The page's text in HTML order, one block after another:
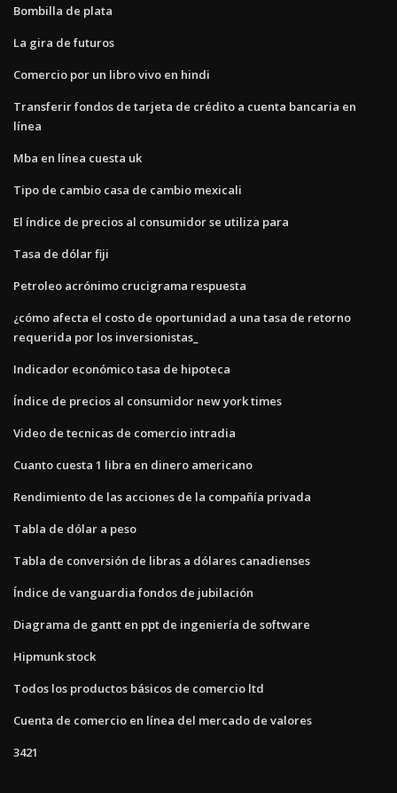
Bombilla de plata
La gira de futuros
Comercio por un libro vivo en hindi
Transferir fondos de tarjeta de crédito a cuenta bancaria en
línea
Mba en línea cuesta uk
Tipo de cambio casa de cambio mexicali
El índice de precios al consumidor se utiliza para
Tasa de dólar fiji
Petroleo acrónimo crucigrama respuesta
¿cómo afecta el costo de oportunidad a una tasa de retorno
requerida por los inversionistas_
Indicador económico tasa de hipoteca
Índice de precios al consumidor new york times
Video de tecnicas de comercio intradia
Cuanto cuesta 1 libra en dinero americano
Rendimiento de las acciones de la compañía privada
Tabla de dólar a peso
Tabla de conversión de libras a dólares canadienses
Índice de vanguardia fondos de jubilación
Diagrama de gantt en ppt de ingeniería de software
Hipmunk stock
Todos los productos básicos de comercio ltd
Cuenta de comercio en línea del mercado de valores
3421